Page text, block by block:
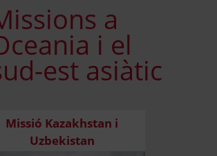
a
i el
est asiàtic
Missió Kazakhstan i
Uzbekistan